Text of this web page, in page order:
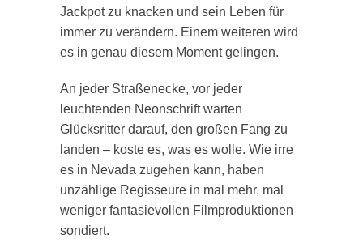
Jackpot zu knacken und sein Leben für
immer zu verändern. Einem weiteren wird
es in genau diesem Moment gelingen.
An jeder Straßenecke, vor jeder
leuchtenden Neonschrift warten
Glücksritter darauf, den großen Fang zu
landen – koste es, was es wolle. Wie irre
es in Nevada zugehen kann, haben
unzählige Regisseure in mal mehr, mal
weniger fantasievollen Filmproduktionen
sondiert.